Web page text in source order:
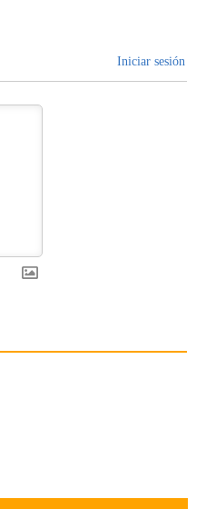
Iniciar sesión